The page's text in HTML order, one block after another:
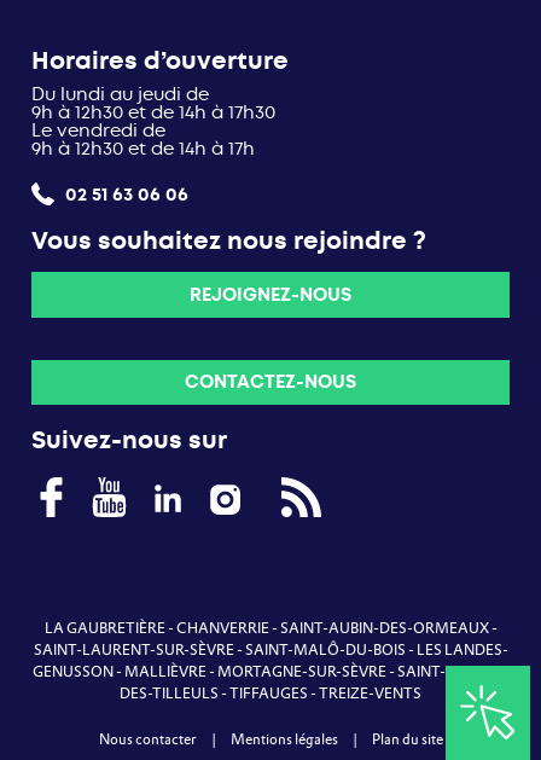
Horaires d’ouverture
Du lundi au jeudi de
9h à 12h30 et de 14h à 17h30
Le vendredi de
9h à 12h30 et de 14h à 17h
02 51 63 06 06
Vous souhaitez nous rejoindre ?
REJOIGNEZ-NOUS
CONTACTEZ-NOUS
Suivez-nous sur
LA GAUBRETIÈRE-CHANVERRIE-SAINT-AUBIN-DES-ORMEAUX-
SAINT-LAURENT-SUR-SÈVRE-SAINT-MALÔ-DU-BOIS-LES LANDES-
GENUSSON-MALLIÈVRE-MORTAGNE-SUR-SÈVRE-SAINT-MARTIN-
DES-TILLEULS-TIFFAUGES-TREIZE-VENTS
Nous contacter | Mentions légales | Plan du site